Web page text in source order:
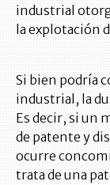
industrial
la explotación
Si bien podría
industrial, la
Es decir, si un
de patente y
ocurre
trata de una